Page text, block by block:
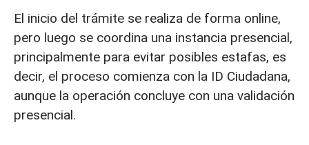
El inicio del trámite se realiza de forma online,
pero luego se coordina una instancia presencial,
principalmente para evitar posibles estafas, es
decir, el proceso comienza con la ID Ciudadana,
aunque la operación concluye con una validación
presencial.